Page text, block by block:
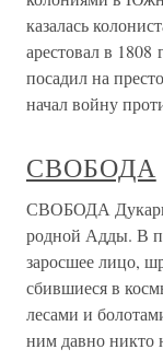
казалась
арестовал в
посадил на
начал войну
СВОБОДА
СВОБОДА
родной Адды. В
заросшее лицо,
сбившиеся в
лесами и
ним давно никто